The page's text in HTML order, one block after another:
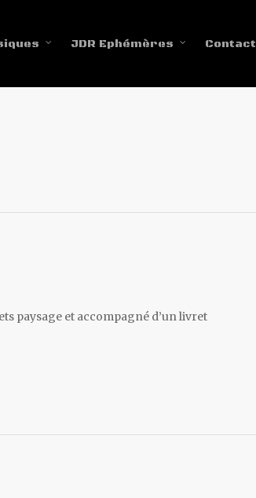
JDR Ephémères Contact
paysage et accompagné d’un livret